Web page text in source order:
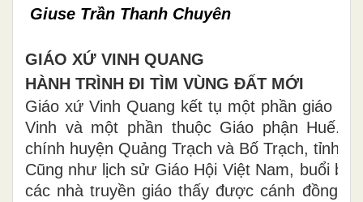
Giuse Trần Thanh Chuyên
GIÁO XỨ VINH QUANG
HÀNH TRÌNH ĐI TÌM VÙNG ĐẤT MỚI
Giáo xứ Vinh Quang kết tụ một phần giáo
Vinh và một phần thuộc Giáo phận Huế.
chính huyện Quảng Trạch và Bố Trạch, tỉnh
Cũng như lịch sử Giáo Hội Việt Nam, buổi
các nhà truyền giáo thấy được cánh đồng